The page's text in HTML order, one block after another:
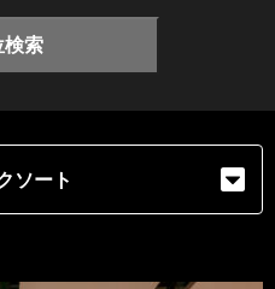
索
ソート